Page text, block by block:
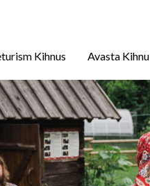
Kihnus Avasta Kihnu